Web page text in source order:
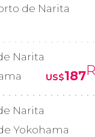
de Narita
Narita
US$187
Narita
Yokohama